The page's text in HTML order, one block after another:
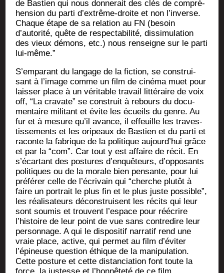
de Bas­tien qui nous don­ne­rait des clés de com­pré­
hen­sion du par­ti d’extrême-droite et non l’inverse.
Chaque étape de sa rela­tion au FN (besoin
d’autorité, quête de res­pec­ta­bi­li­té, dis­si­mu­la­tion
des vieux démons, etc.) nous ren­seigne sur le par­ti
lui-même.”
S’emparant du lan­gage de la fic­tion, se construi­
sant à l’image comme un film de ciné­ma muet pour
lais­ser place à un véri­table tra­vail lit­té­raire de voix
off, “La cra­vate” se construit à rebours du docu­
men­taire mili­tant et évite les écueils du genre. Au
fur et à mesure qu’il avance, il effeuille les tra­ves­
tis­se­ments et les ori­peaux de Bas­tien et du par­ti et
raconte la fabrique de la poli­tique aujourd’hui grâce
et par la “com”. Car tout y est affaire de récit. En
s’écartant des pos­tures d’enquêteurs, d’opposants
poli­tiques ou de la morale bien pen­sante, pour lui
pré­fé­rer celle de l’écrivain qui “cherche plu­tôt à
faire un por­trait le plus fin et le plus juste pos­sible”,
les réa­li­sa­teurs décons­truisent les récits qui leur
sont sou­mis et trouvent l’espace pour réécrire
l’histoire de leur point de vue sans contre­dire leur
per­son­nage. A qui le dis­po­si­tif nar­ra­tif rend une
vraie place, active, qui per­met au film d’éviter
l’épineuse ques­tion éthique de la mani­pu­la­tion.
Cette pos­ture et cette dis­tan­cia­tion font toute la